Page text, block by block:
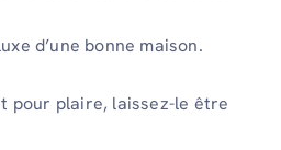
d’une bonne maison.
pour plaire, laissez-le être